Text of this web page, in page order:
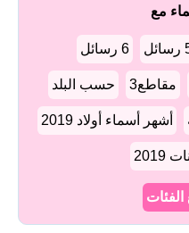
مع
6 رسائل
مقاطع3 حسب البلد
أشهر أسماء أولاد 2019
2019